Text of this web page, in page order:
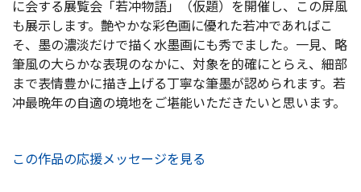
に会する展覧会「若冲物語」（仮題）を開催し、この屏風
も展示します。艶やかな彩色画に優れた若冲であればこ
そ、墨の濃淡だけで描く水墨画にも秀でました。一見、略
筆風の大らかな表現のなかに、対象を的確にとらえ、細部
まで表情豊かに描き上げる丁寧な筆墨が認められます。若
冲最晩年の自適の境地をご堪能いただきたいと思います。
この作品の応援メッセージを見る